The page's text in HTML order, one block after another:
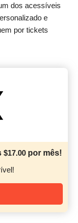
dos acessíveis
e
por tickets
$17.00por mês!